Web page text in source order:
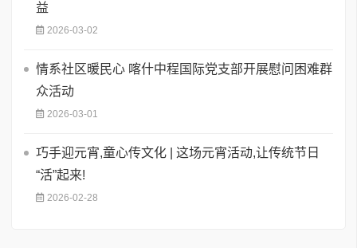
益
2026-03-02
情系社区暖民心 喀什中程国际党支部开展慰问困难群
众活动
2026-03-01
巧手迎元宵,童心传文化 | 这场元宵活动,让传统节日
“活”起来!
2026-02-28